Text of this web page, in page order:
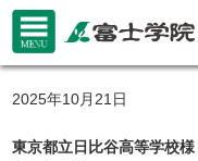
2025年10月21日
東京都立日比谷高等学校